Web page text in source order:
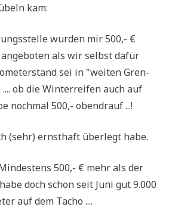
kam:
wur­den mir 500,- €
als wir selbst dafür
sei in "wei­ten Gren­
ob die Win­ter­rei­fen auch auf
noch­mal 500,- obendrauf ...!
(sehr) ernst­haft über­legt habe.
500,- € mehr als der
doch schon seit Juni gut 9.000
auf dem Tacho ....